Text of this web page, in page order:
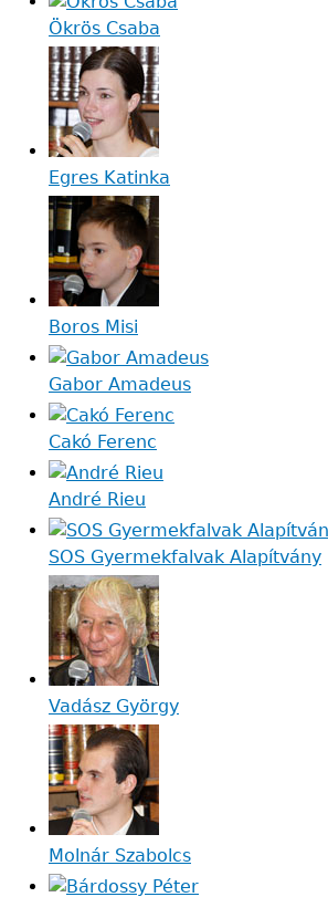
Ökrös Csaba
Egres Katinka
Boros Misi
Gabor Amadeus
Cakó Ferenc
André Rieu
SOS Gyermekfalvak Alapítvány
Vadász György
Molnár Szabolcs